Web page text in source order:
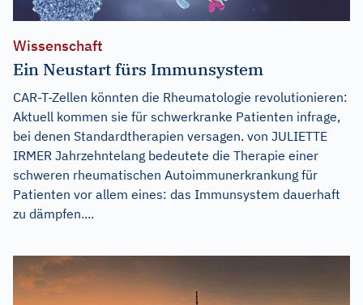
Wissenschaft
Ein Neustart fürs Immunsystem
CAR-T-Zellen könnten die Rheumatologie revolutionieren:
Aktuell kommen sie für schwerkranke Patienten infrage,
bei denen Standardtherapien versagen. von JULIETTE
IRMER Jahrzehntelang bedeutete die Therapie einer
schweren rheumatischen Autoimmunerkrankung für
Patienten vor allem eines: das Immunsystem dauerhaft
zu dämpfen....